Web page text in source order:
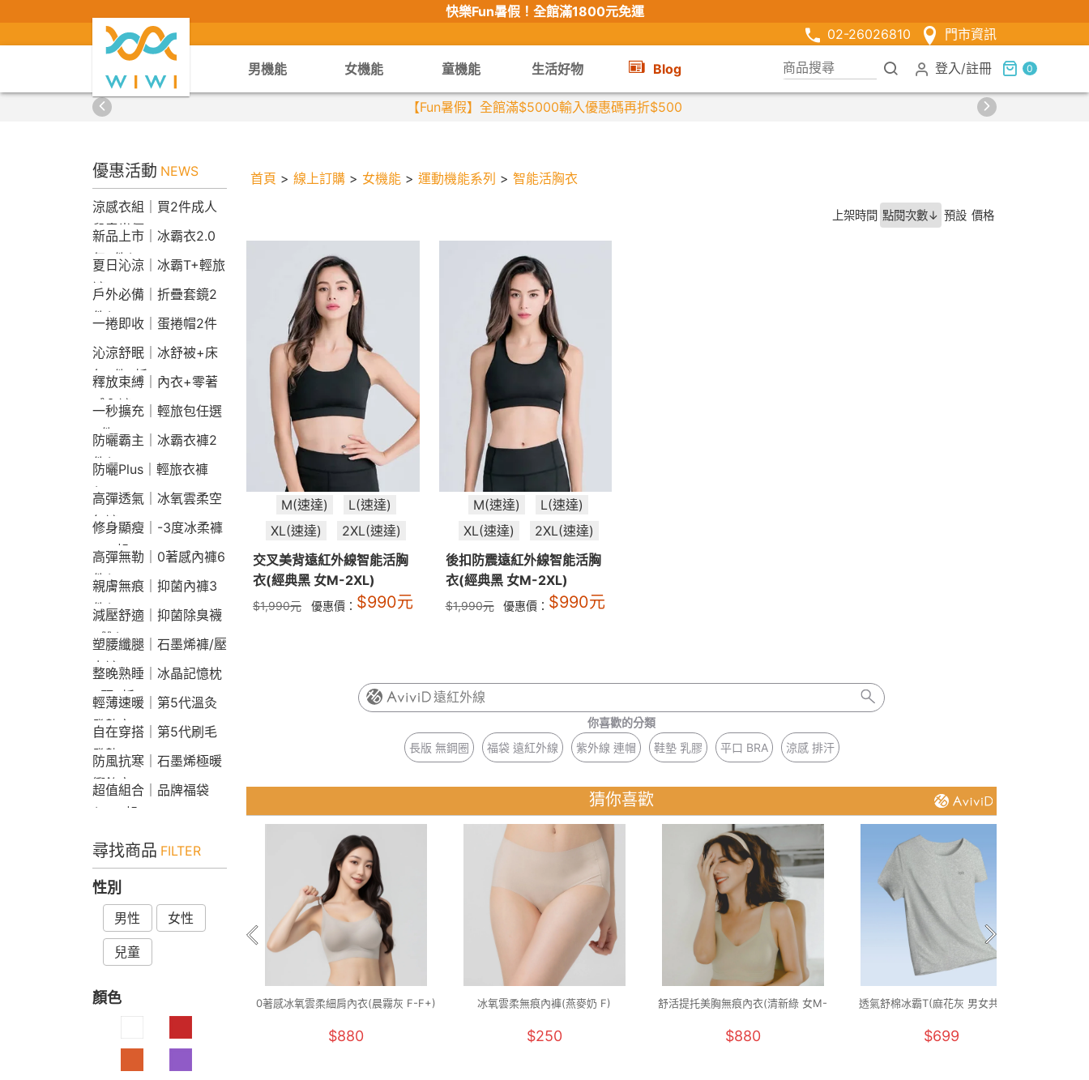
快樂Fun暑假！ 全館滿1800元免運
02-26026810
門市資訊
男機能 女機能 童機能 生活好物 Blog 登入 /註冊 0
【Fun暑假】全館滿$5000輸入優惠碼再折$500
優惠活動 NEWS
涼感衣組｜買2件成人
兒童半價
新品上市｜冰霸衣2.0
任2件$2290
夏日沁涼｜冰霸T+輕旅
褲
戶外必備｜折疊套鏡2
件$1790
一捲即收｜蛋捲帽2件
1790
沁涼舒眠｜冰舒被+床
包2件9折
釋放束縛｜內衣+零著
感內褲
一秒擴充｜輕旅包任選
2件2190
防曬霸主｜冰霸衣褲2
件$1790
防曬Plus｜輕旅衣褲
$2190
高彈透氣｜冰氧雲柔空
氣褲
修身顯瘦｜-3度冰柔褲
790起
高彈無勒｜0著感內褲6
件$1290
親膚無痕｜抑菌內褲3
件$790
減壓舒適｜抑菌除臭襪
3雙$660
塑腰纖腿｜石墨烯褲/壓
力褲
整晚熟睡｜冰晶記憶枕
2顆9折
輕薄速暖｜第5代溫灸
發熱衣
自在穿搭｜第5代刷毛
發熱Bra T
防風抗寒｜石墨烯極暖
衝鋒衣
超值組合｜品牌福袋
$599起
尋找商品 FILTER
性別
男性 女性
兒童
顏色
首頁 > 線上訂購 > 女機能 > 運動機能系列 > 智能活胸衣
上架時間 點閱次數↓ 預設 價格
M(速達)
L(速達)
XL(速達)
2XL(速達)
交叉美背遠紅外線智能活胸
衣(經典黑 女M-2XL)
$1,990元 優惠價： $990元
M(速達)
L(速達)
XL(速達)
2XL(速達)
後扣防震遠紅外線智能活胸
衣(經典黑 女M-2XL)
$1,990元 優惠價： $990元
遠紅外線
你喜歡的分類
長版 無鋼圈
福袋 遠紅外線 紫外線 連帽 鞋墊 乳膠 平口 BRA 涼感 排汗
猜你喜歡
0著感冰氧雲柔細肩內衣(晨霧灰 F-F+)
$880
冰氧雲柔無痕內褲(燕麥奶 F)
$250
舒活提托美胸無痕內衣(清新綠 女M-
$880
透氣舒棉冰霸T(麻花灰 男女共版M-
$699